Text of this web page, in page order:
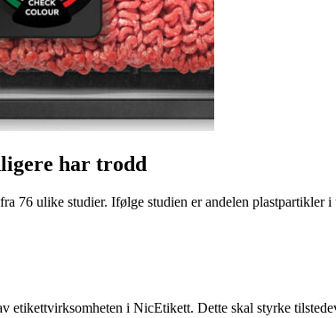
har trodd
76 ulike studier. Ifølge studien er andelen plastpartikler
i NicEtikett. Dette skal styrke